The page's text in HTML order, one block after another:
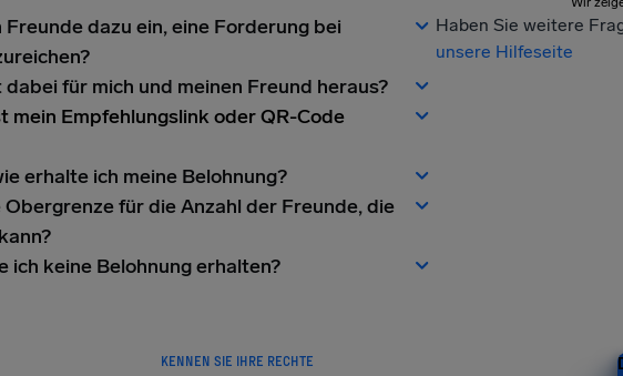
Freunde dazu ein, eine Forderung bei
für mich und meinen Freund heraus?
mein Empfehlungslink oder QR-Code
erhalte ich meine Belohnung?
Obergrenze für die Anzahl der Freunde, die
ich keine Belohnung erhalten?
Haben Sie weitere
unsere Hilfeseite
KENNEN SIE IHRE RECHTE